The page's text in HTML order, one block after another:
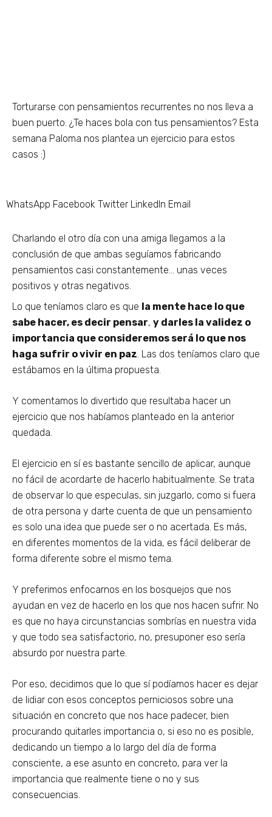
Torturarse con pensamientos recurrentes no nos lleva a
buen puerto. ¿Te haces bola con tus pensamientos? Esta
semana Paloma nos plantea un ejercicio para estos
casos :)
WhatsApp Facebook Twitter LinkedIn Email
Charlando el otro día con una amiga llegamos a la
conclusión de que ambas seguíamos fabricando
pensamientos casi constantemente… unas veces
positivos y otras negativos.
Lo que teníamos claro es que la mente hace lo que
sabe hacer, es decir pensar, y darles la validez o
importancia que consideremos será lo que nos
haga sufrir o vivir en paz. Las dos teníamos claro que
estábamos en la última propuesta.
Y comentamos lo divertido que resultaba hacer un
ejercicio que nos habíamos planteado en la anterior
quedada.
El ejercicio en sí es bastante sencillo de aplicar, aunque
no fácil de acordarte de hacerlo habitualmente. Se trata
de observar lo que especulas, sin juzgarlo, como si fuera
de otra persona y darte cuenta de que un pensamiento
es solo una idea que puede ser o no acertada. Es más,
en diferentes momentos de la vida, es fácil deliberar de
forma diferente sobre el mismo tema.
Y preferimos enfocarnos en los bosquejos que nos
ayudan en vez de hacerlo en los que nos hacen sufrir. No
es que no haya circunstancias sombrías en nuestra vida
y que todo sea satisfactorio, no, presuponer eso sería
absurdo por nuestra parte.
Por eso, decidimos que lo que sí podíamos hacer es dejar
de lidiar con esos conceptos perniciosos sobre una
situación en concreto que nos hace padecer, bien
procurando quitarles importancia o, si eso no es posible,
dedicando un tiempo a lo largo del día de forma
consciente, a ese asunto en concreto, para ver la
importancia que realmente tiene o no y sus
consecuencias.